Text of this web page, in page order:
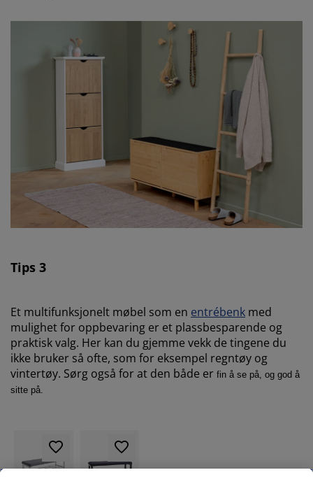
Tips 3
Et multifunksjonelt møbel som en entrébenk med
mulighet for oppbevaring er et plassbesparende og
praktisk valg. Her kan du gjemme vekk de tingene du
ikke bruker så ofte, som for eksempel regntøy og
vintertøy. Sørg også for at den både er fin å se på, og god å
sitte på.